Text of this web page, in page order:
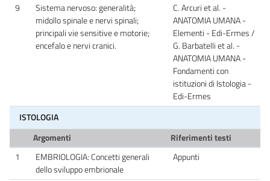
9
Sistema nervoso: generalità;
midollo spinale e nervi spinali;
principali vie sensitive e motorie;
encefalo e nervi cranici.
C. Arcuri et al. -
ANATOMIA UMANA -
Elementi - Edi-Ermes /
G. Barbatelli et al. -
ANATOMIA UMANA -
Fondamenti con
istituzioni di Istologia -
Edi-Ermes
ISTOLOGIA
Argomenti
Riferimenti testi
1
EMBRIOLOGIA: Concetti generali
dello sviluppo embrionale
Appunti